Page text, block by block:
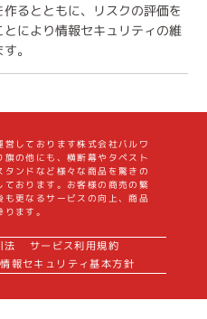
るとともに、リスクの評価を
により情報セキュリティの維
。
営しております株式会社バルワ
旗の他にも、横断幕やタペスト
タンドなど様々な商品を驚きの
ております。お客様の商売の繁
も更なるサービスの向上、商品
ます。
法
サービス利用規約
情報セキュリティ基本方針